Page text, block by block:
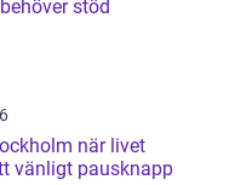
stöd
när livet
vänligt pausknapp